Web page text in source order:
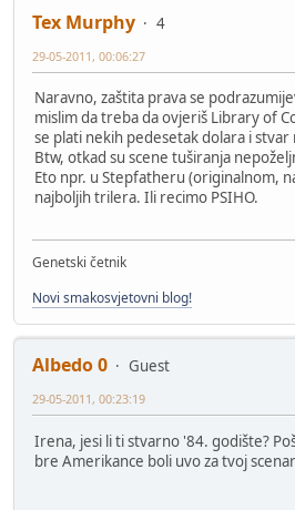
Tex Murphy
4
29-05-2011, 00:06:27
Naravno, zaštita prava se
mislim da treba da ovjeriš Library of
se plati nekih pedesetak dolara i stvar
Btw, otkad su scene tuširanja
Eto npr. u Stepfatheru (originalnom,
najboljih trilera. Ili recimo PSIHO.
Genetski četnik
Novi smakosvjetovni blog!
Albedo 0
Guest
29-05-2011, 00:23:19
Irena, jesi li ti stvarno '84. godište?
bre Amerikance boli uvo za tvoj